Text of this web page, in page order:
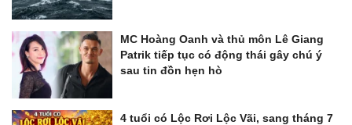
MC Hoàng Oanh và thủ môn Lê Giang
Patrik tiếp tục có động thái gây chú ý
sau tin đồn hẹn hò
4 tuổi có Lộc Rơi Lộc Vãi, sang tháng 7